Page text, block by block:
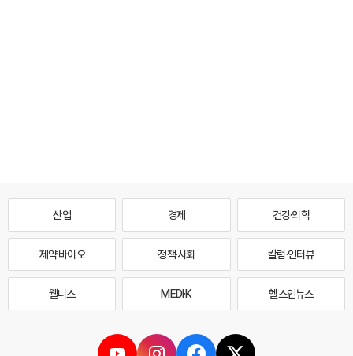
산업 경제 건강·의학
제약·바이오 정책·사회 칼럼·인터뷰
웰니스 MEDI·K 헬스인뉴스